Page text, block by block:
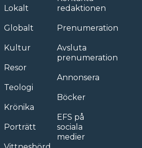
Lokalt
Globalt
Kultur
Resor
Teologi
Krönika
Porträtt
redaktionen
Prenumeration
Avsluta
prenumeration
Annonsera
Böcker
EFS på
sociala
medier